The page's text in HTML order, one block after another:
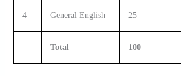
4 General English 25
Total 100